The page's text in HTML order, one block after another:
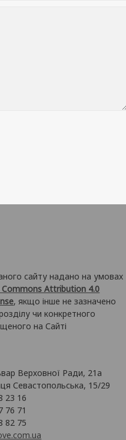
сайту надано на умовах
Commons Attribution 4.0
, якщо інше не зазначено
чи конкретного
на Сайті
Верховної Ради, 21а
Севастопольська, 15/29
23 16
76 71
82 75